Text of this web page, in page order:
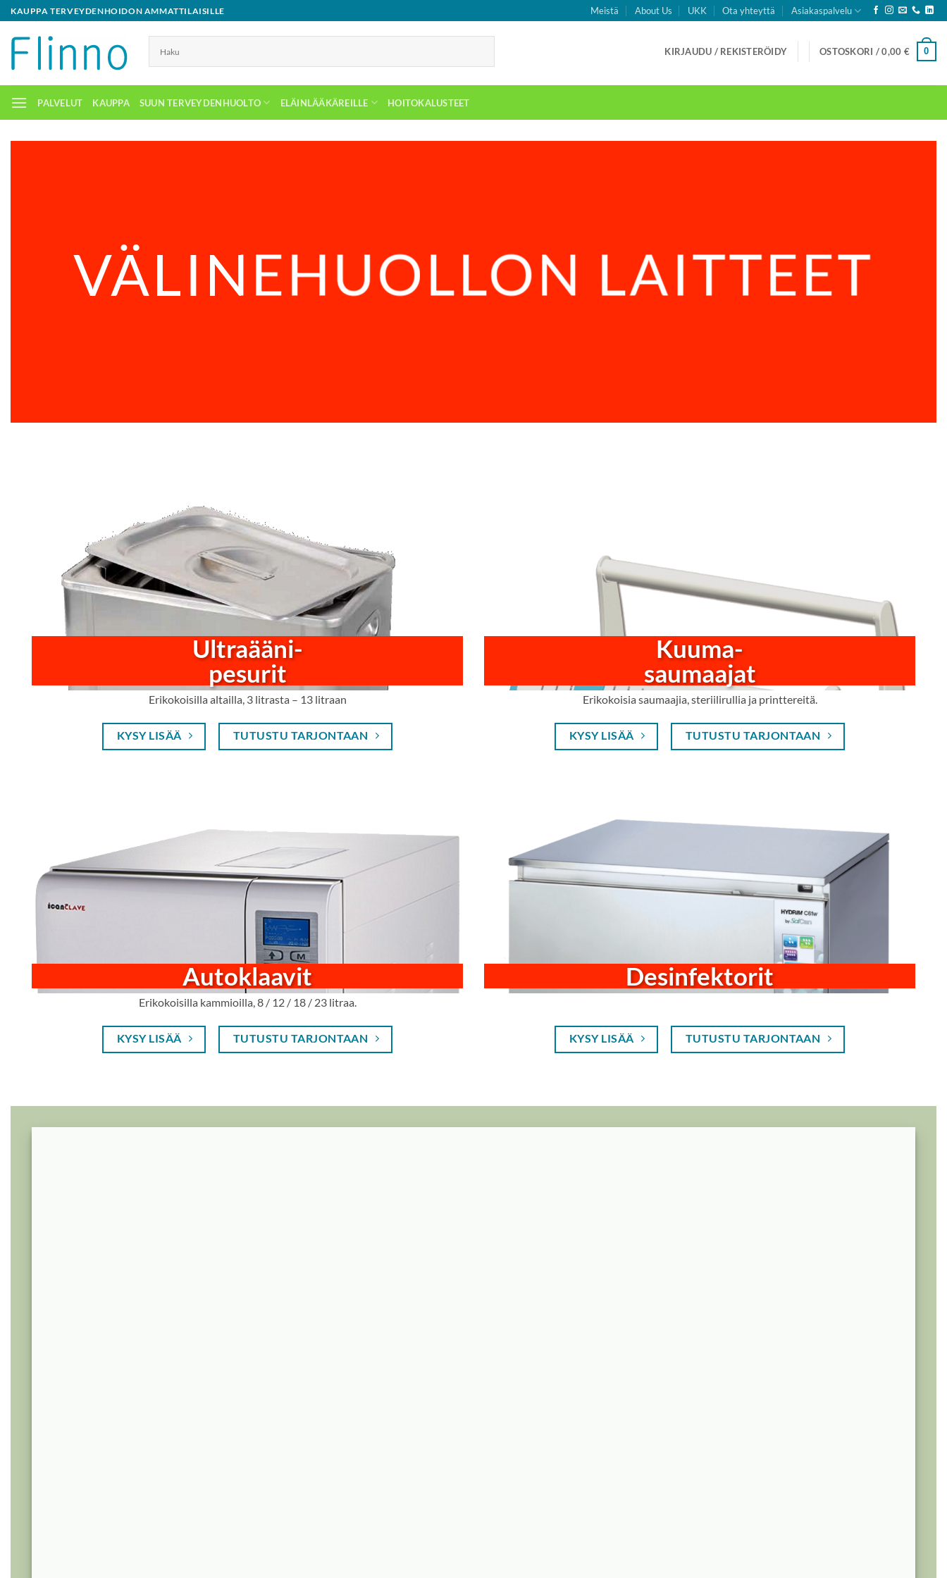
Skip
to
content
KAUPPA TERVEYDENHOIDON AMMATTILAISILLE Meistä About Us UKK Ota yhteyttä Asiakaspalvelu
KIRJAUDU / REKISTERÖIDY OSTOSKORI /0,00 € 0
PALVELUT KAUPPA SUUN TERVEYDENHUOLTO ELÄINLÄÄKÄREILLE HOITOKALUSTEET
VÄLINEHUOLLON LAITTEET
Ultraääni-
pesurit
Erikokoisilla altailla, 3 litrasta – 13 litraan
KYSY LISÄÄ TUTUSTU TARJONTAAN
Kuuma-
saumaajat
Erikokoisia saumaajia, steriilirullia ja printtereitä.
KYSY LISÄÄ TUTUSTU TARJONTAAN
Autoklaavit
Erikokoisilla kammioilla, 8 / 12 / 18 / 23 litraa.
KYSY LISÄÄ TUTUSTU TARJONTAAN
Desinfektorit
KYSY LISÄÄ TUTUSTU TARJONTAAN